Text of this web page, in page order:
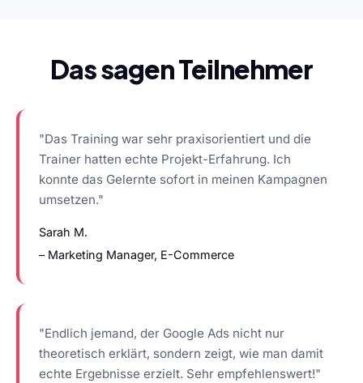
Das sagen Teilnehmer
"Das Training war sehr praxisorientiert und die
Trainer hatten echte Projekt-Erfahrung. Ich
konnte das Gelernte sofort in meinen Kampagnen
umsetzen."
Sarah M.
– Marketing Manager, E-Commerce
"Endlich jemand, der Google Ads nicht nur
theoretisch erklärt, sondern zeigt, wie man damit
echte Ergebnisse erzielt. Sehr empfehlenswert!"